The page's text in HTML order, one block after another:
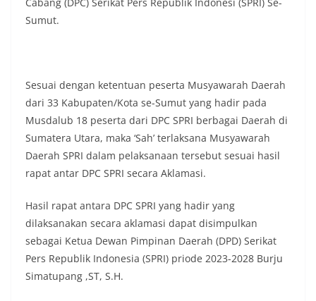
memperingati hari bersejarah bangsa
perjuangan para pahlawan yang telah merebut
kemerdekaan,” ujar Aiptu Muliyadi Suraukur saat
berdialog dengan warga.‎‎Ia juga menambahkan
agar warga memperhatikan kondisi bendera yang
akan dikibarkan, memastikan bendera dalam
keadaan bersih, tidak sobek, dan layak untuk
dikibarkan sebagai simbol kehormatan
bendera, kegiatan sambang DDS ini juga
dimanfaatkan sebagai sarana deteksi dini (early
warning) guna mengantisipasi potensi gangguan
keamanan dan ketertiban masyarakat
(Kamtibmas) di lingkungan tempat tinggal warga.
Melalui interaksi langsung tersebut,
Bhabinkamtibmas dapat menghimpun informasi
Cabang (DPC) Serikat Pers Republik Indonesi (SPRI) Se-
Sumut.
Sesuai dengan ketentuan peserta Musyawarah Daerah
dari 33 Kabupaten/Kota se-Sumut yang hadir pada
Musdalub 18 peserta dari DPC SPRI berbagai Daerah di
Sumatera Utara, maka ‘Sah’ terlaksana Musyawarah
Daerah SPRI dalam pelaksanaan tersebut sesuai hasil
rapat antar DPC SPRI secara Aklamasi.
Hasil rapat antara DPC SPRI yang hadir yang
dilaksanakan secara aklamasi dapat disimpulkan
sebagai Ketua Dewan Pimpinan Daerah (DPD) Serikat
Pers Republik Indonesia (SPRI) priode 2023-2028 Burju
Simatupang ,ST, S.H.